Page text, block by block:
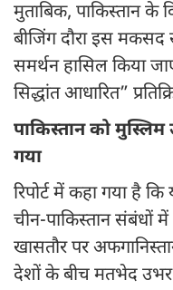
मुताबिक, पाकिस्तान के
बीजिंग दौरा इस
समर्थन हासिल किया
सिद्धांत आधारित”
पाकिस्तान को मुस्लिम
गया
रिपोर्ट में कहा गया है
चीन-पाकिस्तान संबंधों
खासतौर पर
देशों के बीच मतभेद